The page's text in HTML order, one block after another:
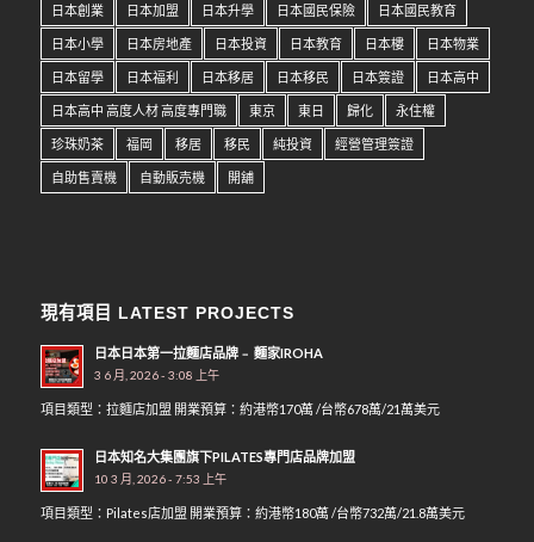
日本創業 日本加盟 日本升學 日本國民保險 日本國民教育
日本小學 日本房地產 日本投資 日本教育 日本樓 日本物業
日本留學 日本福利 日本移居 日本移民 日本簽證 日本高中
日本高中 高度人材 高度專門職 東京 東日 歸化 永住權
珍珠奶茶 福岡 移居 移民 純投資 經營管理簽證
自助售賣機 自動販売機 開舖
現有項目 LATEST PROJECTS
日本日本第一拉麵店品牌﹣ 麵家IROHA
3 6 月, 2026 - 3:08 上午
項目類型：拉麵店加盟 開業預算：約港幣170萬 /台幣678萬/21萬美元
日本知名大集團旗下PILATES專門店品牌加盟
10 3 月, 2026 - 7:53 上午
項目類型：Pilates店加盟 開業預算：約港幣180萬 /台幣732萬/21.8萬美元